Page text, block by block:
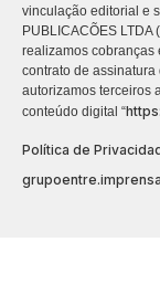
vinculação editorial e
PUBLICACÕES
realizamos cobranças
contrato de assinatura
autorizamos terceiros
conteúdo digital “
Política de